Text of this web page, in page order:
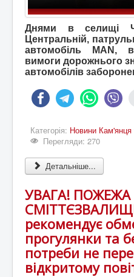
Днями в селищі
Центральній,
автомобіль MAN,
вимоги дорожнього
автомобілів
Категорія: Новини Кам'янця
Перегляди: 270
Детальніше...
УВАГА!
рекомендує
прогулянки та
потреби не
відкритому